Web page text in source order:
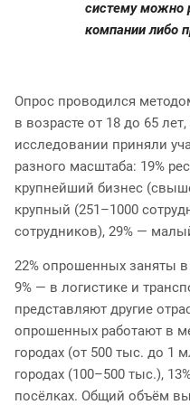
систему можно
компании либо
Опрос проводился
в возрасте от 18 до 65
исследовании приняли
разного масштаба: 19%
крупнейший бизнес
крупный (251–1000
сотрудников), 29% —
22% опрошенных заняты
9% — в логистике и
представляют другие
опрошенных работают в
городах (от 500 тыс. до 1
городах (100–500 тыс.),
посёлках. Общий объём